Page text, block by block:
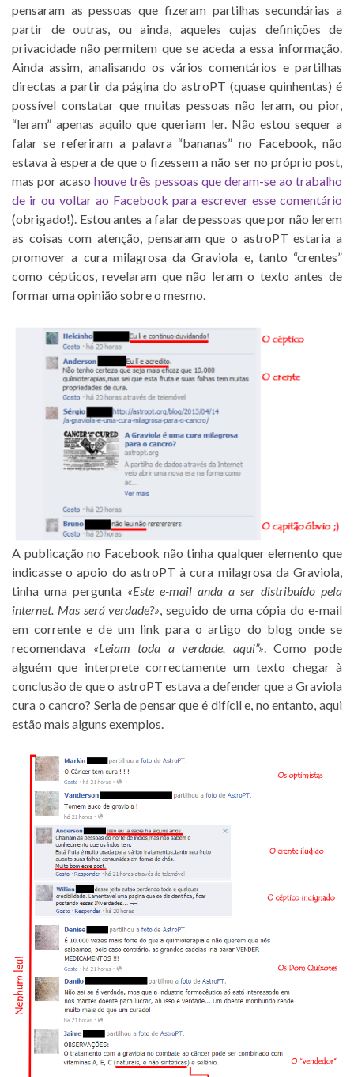
pensaram as pessoas que fizeram partilhas secundárias a
partir de outras, ou ainda, aqueles cujas definições de
privacidade não permitem que se aceda a essa informação.
Ainda assim, analisando os vários comentários e partilhas
directas a partir da página do astroPT (quase quinhentas) é
possível constatar que muitas pessoas não leram, ou pior,
“leram” apenas aquilo que queriam ler. Não estou sequer a
falar se referiram a palavra “bananas” no Facebook, não
estava à espera de que o fizessem a não ser no próprio post,
mas por acasohouve três pessoas que deram-se ao trabalho
de ir ou voltar ao Facebook para escrever esse comentário
(obrigado!). Estou antes a falar de pessoas que por não lerem
as coisas com atenção, pensaram que o astroPT estaria a
promover a cura milagrosa da Graviola e, tanto “crentes”
como cépticos, revelaram que não leram o texto antes de
formar uma opinião sobre o mesmo.
A publicação no Facebook não tinha qualquer elemento que
indicasse o apoio do astroPT à cura milagrosa da Graviola,
tinha uma pergunta «Este e-mail anda a ser distribuído pela
internet. Mas será verdade?» , seguido de uma cópia do e-mail
em corrente e de um link para o artigo do blog onde se
recomendava «Leiam toda a verdade, aqui”» . Como pode
alguém que interprete correctamente um texto chegar à
conclusão de que o astroPT estava a defender que a Graviola
cura o cancro? Seria de pensar que é difícil e, no entanto, aqui
estão mais alguns exemplos.